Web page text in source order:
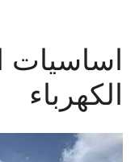
اساسيات
الكهرباء